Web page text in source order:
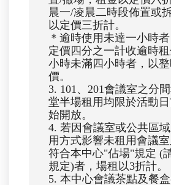
晨一/凌晨二時段佈置或
以定價三折計。
＊逾時使用未達一小時
定價四分之一計收逾時
小時未滿四小時者，以
價。
3. 101、201會議室之分
堂半場租用均限於活動
始開放。
4. 若因會議室或公共區
用方式影響未租用會議
符合本中心"佔場"規定 (
規定)者，場租以3折計。
5. 本中心會議茶點及餐